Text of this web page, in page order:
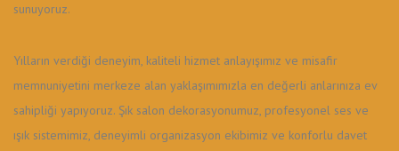
sunuyoruz.
Yılların verdiği deneyim, kaliteli hizmet anlayışımız ve misafir
memnuniyetini merkeze alan yaklaşımımızla en değerli anlarınıza ev
sahipliği yapıyoruz. Şık salon dekorasyonumuz, profesyonel ses ve
ışık sistemimiz, deneyimli organizasyon ekibimiz ve konforlu davet